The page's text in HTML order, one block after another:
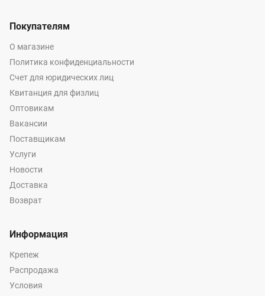
Покупателям
О магазине
Политика конфиденциальности
Счет для юридических лиц
Квитанция для физлиц
Оптовикам
Вакансии
Поставщикам
Услуги
Новости
Доставка
Возврат
Информация
Крепеж
Распродажа
Условия